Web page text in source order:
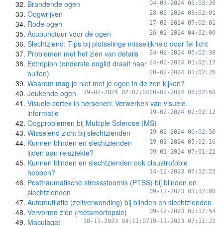
Brandende ogen 04-03-2024 06:03:39
Oogwrijven 28-02-2024 03:02:01
Rode ogen 27-02-2024 07:02:01
Acupunctuur voor de ogen 26-02-2024 04:02:00
Slechtziend: Tips bij plotselinge misselijkheid door fel licht
24-02-2024 05:02:38
Problemen met het zien van details
24-02-2024 01:02:17
Ectropion (onderste ooglid draait naar
buiten)
20-02-2024 01:02:26
Waarom mag je niet met je ogen in de zon kijken?
20-02-2024 08:02:50
Jeukende ogen 19-02-2024 02:02:04
Visuele cortex in hersenen: Verwerken van visuele
informatie
19-02-2024 02:02:12
Oogproblemen bij Multiple Sclerose (MS)
19-02-2024 06:02:50
Wisselend zicht bij slechtzienden
19-02-2024 05:02:16
Kunnen blinden en slechtzienden
lijden aan reisziekte?
09-01-2024 07:01:22
Kunnen blinden en slechtzienden ook claustrofobie
hebben?
14-12-2023 07:12:22
Posttraumatische stressstoornis (PTSS) bij blinden en
slechtzienden
09-12-2023 03:12:00
Automutilatie (zelfverwonding) bij blinden en slechtzienden
09-12-2023 02:12:54
Vervormd zien (metamorfopsie)
19-11-2023 07:11:22
Maculagat 18-11-2023 04:11:07